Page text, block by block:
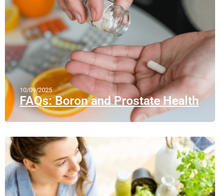
10/09/2025
FAQs: Boron and Prostate Health